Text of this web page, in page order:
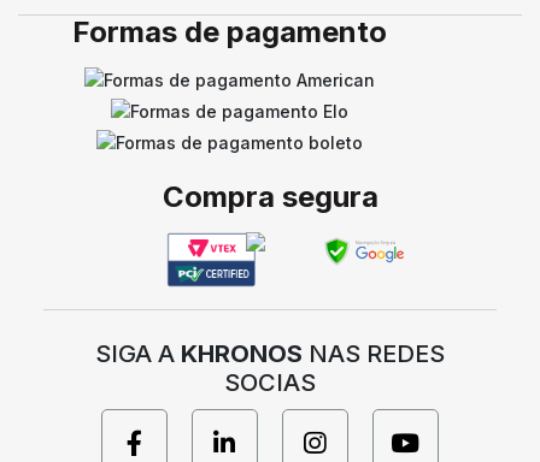
Formas de pagamento
Compra segura
SIGA A KHRONOS NAS REDES
SOCIAS